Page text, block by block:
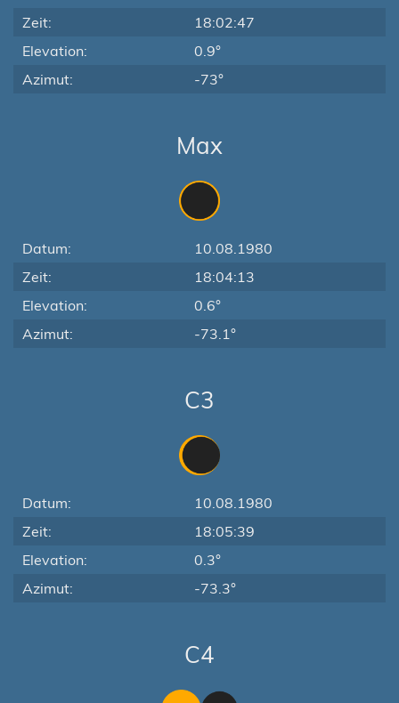
Zeit:
18:02:47
Elevation:
0.9°
Azimut:
-73°
Max
Datum:
10.08.1980
Zeit:
18:04:13
Elevation:
0.6°
Azimut:
-73.1°
C3
Datum:
10.08.1980
Zeit:
18:05:39
Elevation:
0.3°
Azimut:
-73.3°
C4